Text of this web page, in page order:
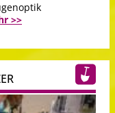
>>